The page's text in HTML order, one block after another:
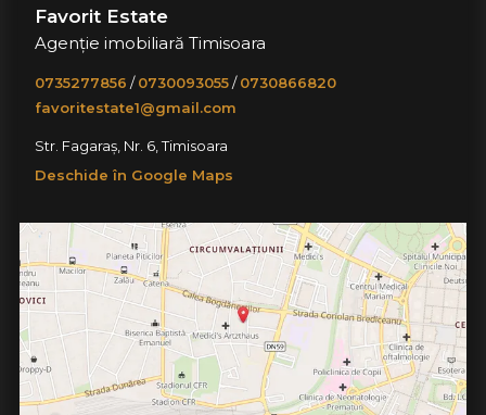
Favorit Estate
Agenție imobiliară Timisoara
0735277856 /0730093055/0730866820
favoritestate1@gmail.com
Str. Fagaraș, Nr. 6, Timisoara
Deschide în Google Maps